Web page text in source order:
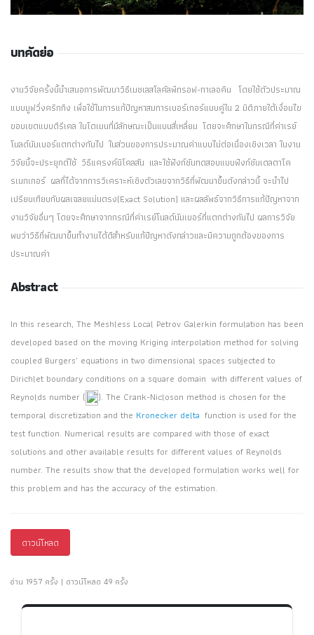
บทคัดย่อ
งานวิจัยครั้งนี้นำเสนอการพัฒนาวิธีเมชเลสโลคัลพีทรอฟ-กาเลอคิน โดยใช้ตัวประมาณ
แบบมูฟวิ่งคริกกิง เพื่อใช้ในการแก้ปัญหาสมการเบอร์เกอร์แบบคู่ใน 2 มิติภายใต้เงื่อนไข
ขอบเขตแบบดีรีเคล ในโดเมนที่มีลักษณะเป็นแบบสี่เหลี่ยม โดยจะศึกษาในกรณีที่ค่าเรย์
โนลด์นัมเบอร์แตกต่างกันไป ในส่วนของการประมาณค่าแบบไม่ต่อเนื่องเชิงเวลา ในงาน
วิจัยนี้จะประยุกต์ใช้ วิธีแครงค์นิโคลสัน และใช้ฟังก์ชันทดสอบแบบฟังก์ชันเดลตาโค
รเนกเกอร์ ผลที่ได้จากการวิเคราะห์เชิงตัวเลขจากวิธีที่พัฒนาขึ้นดังกล่าวนี้ จะนำไป
เปรียบเทียบกับผลเฉลยแม่นตรง(Exact Solution) และผลลัพธ์จากวิธีการแก้ปัญหาจาก
งานวิจัยอื่นๆ โดยจะศึกษาจากกรณีที่ค่าเรย์โนลด์นัมเบอร์ที่แตกต่างกันไป ผลการวิจัย
พบว่าวิธีที่พัฒนาขึ้นทำงานได้ดีสำหรับแก้ปัญหาดังกล่าวและมีความถูกต้องของการ
ประมาณค่า
Abstract
In this research, The Meshless Local Petrov Galerkin formulation has been
developed based on the moving Kriging interpolation method for solving
coupled Burgers’ equations in two dimensional spaces subjected to
Dirichlet boundary conditions on a square domain with different values of
Reynolds number (
). The Crank-Nicloson method is chosen for the
temporal discretization and the Kronecker delta function is used for the
test function. Numerical results are compared with those of exact
solutions and other available results for different values of Reynolds
number. The results show that the developed formulation works well for
this problem and has the accuracy of the estimation.
ดาวน์โหลด
อ่าน 1957 ครั้ง | ดาวน์โหลด 49 ครั้ง